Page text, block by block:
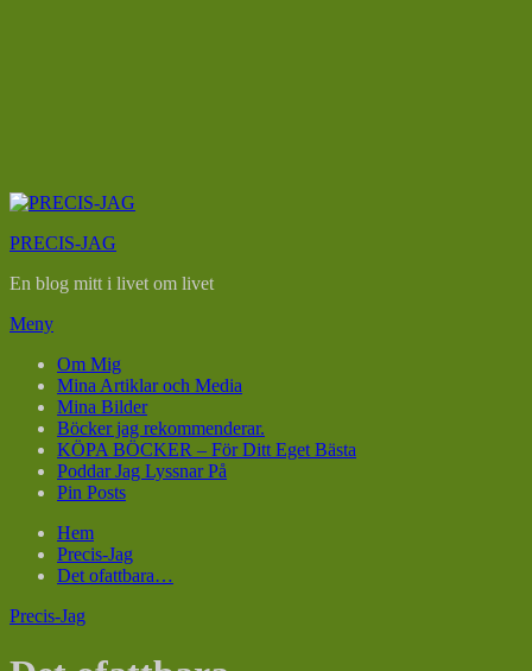
Hoppa
innehåll
PRECIS-JAG
En blog mitt i livet om livet
Meny
Om Mig
Mina Artiklar och Media
Mina Bilder
Böcker jag rekommenderar.
KÖPA BÖCKER – För Ditt Eget Bästa
Poddar Jag Lyssnar På
Pin Posts
Hem
Precis-Jag
Det ofattbara…
Precis-Jag